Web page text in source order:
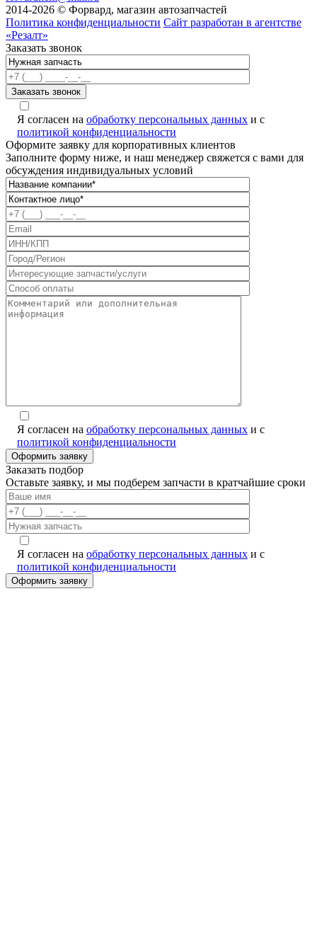
2014-2026 © Форвард, магазин автозапчастей
Политика конфиденциальности Сайт разработан в агентстве
«Резалт»
Заказать звонок
Я согласен на обработку персональных данных и с
политикой конфиденциальности
Оформите заявку для корпоративных клиентов
Заполните форму ниже, и наш менеджер свяжется с вами для
обсуждения индивидуальных условий
Я согласен на обработку персональных данных и с
политикой конфиденциальности
Заказать подбор
Оставьте заявку, и мы подберем запчасти в кратчайшие сроки
Я согласен на обработку персональных данных и с
политикой конфиденциальности